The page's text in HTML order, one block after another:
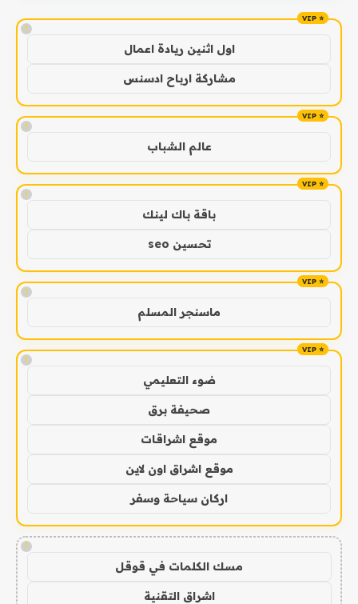
!
اول اثنين ريادة اعمال
مشاركة ارباح ادسنس
!
عالم الشباب
!
باقة باك لينك
تحسين seo
!
ماسنجر المسلم
!
ضوء التعليمي
صحيفة برق
موقع اشراقات
موقع اشراق اون لاين
اركان سياحة وسفر
!
مسك الكلمات في قوقل
اشراق التقنية